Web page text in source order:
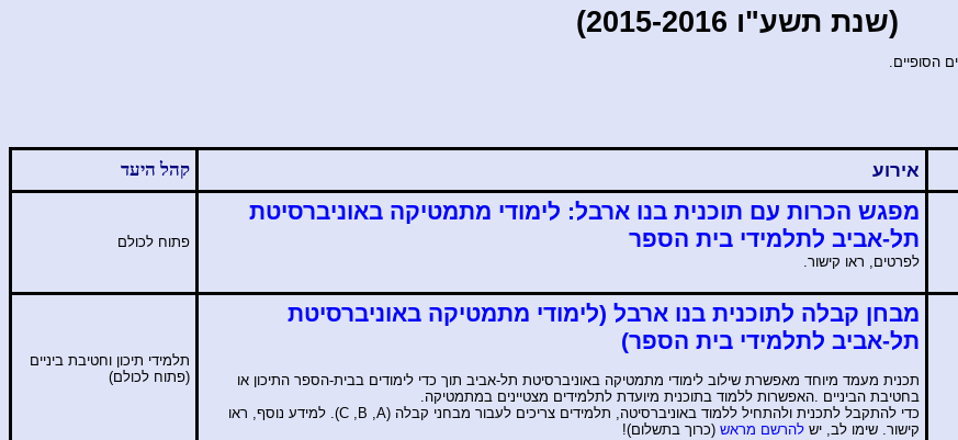
(שנת תשע"ו 2015-2016)
הסופיים.
קהל היעד אירוע
פתוח לכולם
מפגש הכרות עם תוכנית בנו ארבל: לימודי מתמטיקה באוניברסיטת
תל-אביב לתלמידי בית הספר
לפרטים, ראו קישור.
תלמידי תיכון וחטיבת ביניים
(פתוח לכולם)
מבחן קבלה לתוכנית בנו ארבל (לימודי מתמטיקה באוניברסיטת
תל-אביב לתלמידי בית הספר)
תכנית מעמד מיוחד מאפשרת שילוב לימודי מתמטיקה באוניברסיטת תל-אביב תוך כדי לימודים בבית-הספר התיכון או
בחטיבת הביניים .האפשרות ללמוד בתוכנית מיועדת לתלמידים מצטיינים במתמטיקה.
כדי להתקבל לתכנית ולהתחיל ללמוד באוניברסיטה, תלמידים צריכים לעבור מבחני קבלה (A
,
B
,
C). למידע נוסף, ראו
קישור. שימו לב, יש להרשם מראש (כרוך בתשלום)!